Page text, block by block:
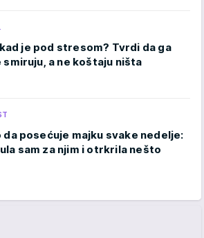
je pod stresom? Tvrdi da ga
a ne koštaju ništa
da posećuje majku svake nedelje:
sam za njim i otrkrila nešto